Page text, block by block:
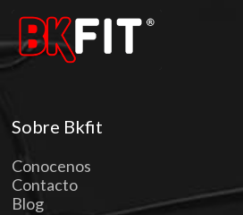
Sobre Bkfit
Conocenos
Contacto
Blog